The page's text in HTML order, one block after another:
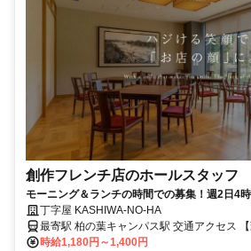
創作フレンチ店のホールスタッフ
モーニング＆ランチの時間での募集！週2日4
丁字屋 KASHIWA-NO-HA
最寄駅 柏の葉キャンパス駅 交通アクセス 【勤務地】丁字屋
KASHIWA-NO-HA つくばエクスプレス「柏の葉キャンパス駅」より
時給1,180円～1,400円